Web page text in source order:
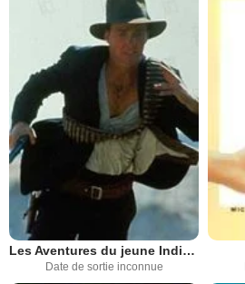
Les Aventures du jeune Indiana Jones
Date de sortie inconnue